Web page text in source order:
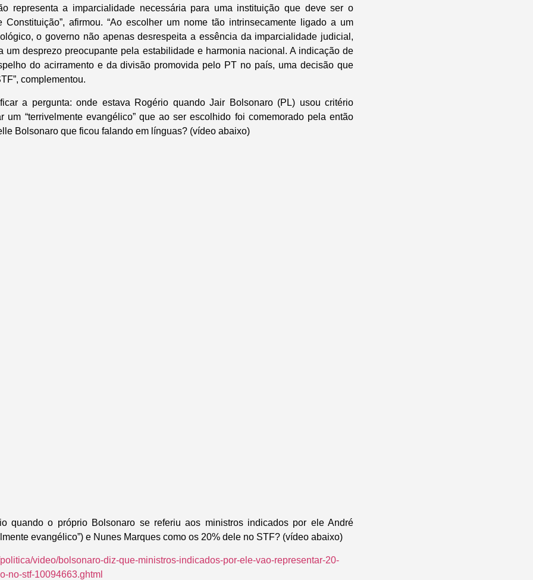
representa a imparcialidade necessária para uma instituição que deve ser o
Constituição”, afirmou. “Ao escolher um nome tão intrinsecamente ligado a um
o governo não apenas desrespeita a essência da imparcialidade judicial,
um desprezo preocupante pela estabilidade e harmonia nacional. A indicação de
do acirramento e da divisão promovida pelo PT no país, uma decisão que
complementou.
a pergunta: onde estava Rogério quando Jair Bolsonaro (PL) usou critério
um “terrivelmente evangélico” que ao ser escolhido foi comemorado pela então
Bolsonaro que ficou falando em línguas? (vídeo abaixo)
quando o próprio Bolsonaro se referiu aos ministros indicados por ele André
evangélico”) e Nunes Marques como os 20% dele no STF? (vídeo abaixo)
video/bolsonaro-diz-que-ministros-indicados-por-ele-vao-representar-20-
no-stf-10094663.ghtml